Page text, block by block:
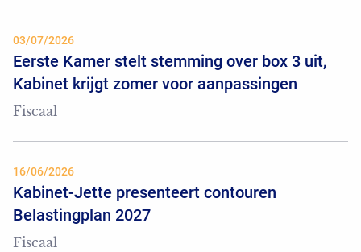
03/07/2026
Eerste Kamer stelt stemming over box 3 uit,
Kabinet krijgt zomer voor aanpassingen
Fiscaal
16/06/2026
Kabinet-Jette presenteert contouren
Belastingplan 2027
Fiscaal